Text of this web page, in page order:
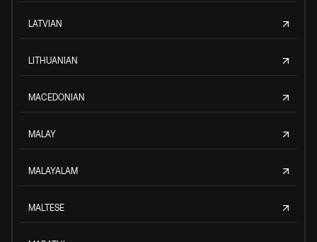
LATVIAN
LITHUANIAN
MACEDONIAN
MALAY
MALAYALAM
MALTESE